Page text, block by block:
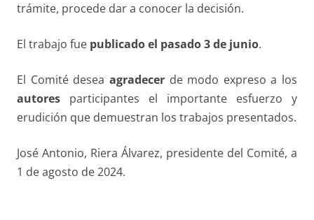
trámite, procede dar a conocer la decisión.
El trabajo fue publicado el pasado 3 de junio.
El Comité desea agradecerde modo expreso a los
autores participantes el importante esfuerzo y
erudición que demuestran los trabajos presentados.
José Antonio, Riera Álvarez, presidente del Comité, a
1 de agosto de 2024.